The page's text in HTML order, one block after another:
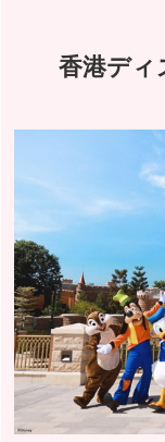
香港ディ